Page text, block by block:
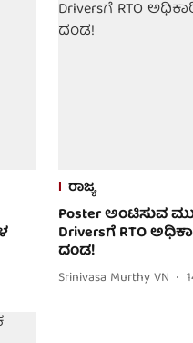
ರಾಜ್ಯ
Poster ಅಂಟಿಸುವ
Driversಗೆ RTO
ದಂಡ!
Srinivasa Murthy VN